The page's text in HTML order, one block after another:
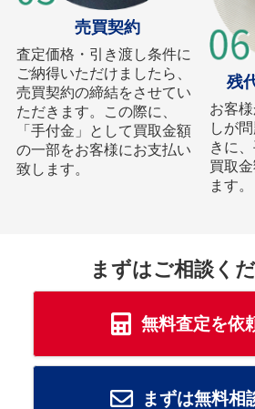
売買契約
査定価格・引き渡し条件に
ご納得いただけましたら、
売買契約の締結をさせてい
ただきます。この際に、
「手付金」として買取金額
の一部をお客様にお支払い
致します。
残
お客
しが
きに
買取
ます。
まずはご相談く
無料査定を依
まずは無料相